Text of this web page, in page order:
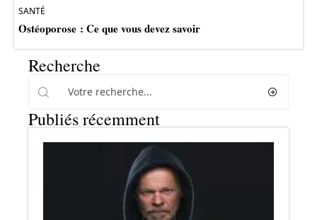
SANTÉ
Ostéoporose : Ce que vous devez savoir
Recherche
Publiés récemment